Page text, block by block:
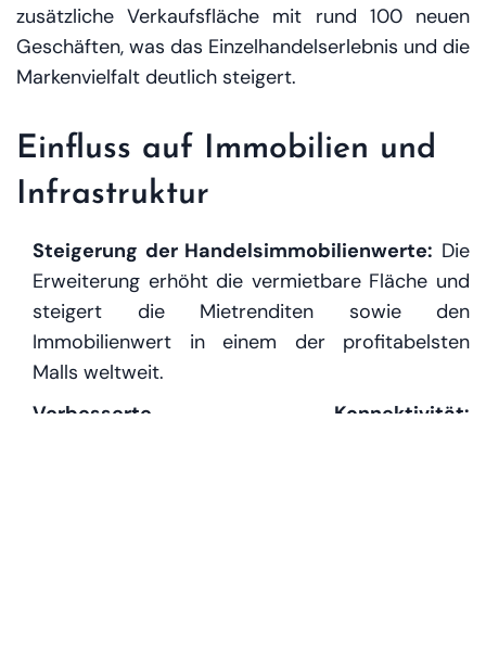
zusätzliche Verkaufsfläche mit rund 100 neuen
Geschäften, was das Einzelhandelserlebnis und die
Markenvielfalt deutlich steigert.
Einfluss auf Immobilien und
Infrastruktur
Steigerung der Handelsimmobilienwerte: Die
Erweiterung erhöht die vermietbare Fläche und
steigert die Mietrenditen sowie den
Immobilienwert in einem der profitabelsten
Malls weltweit.
Verbesserte Konnektivität: